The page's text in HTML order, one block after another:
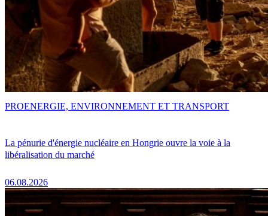
La pénurie d'énergie nucléaire en Hongrie ouvre la voie à la
libéralisation du marché
06.08.2026
PROENERGIE, ENVIRONNEMENT ET TRANSPORT